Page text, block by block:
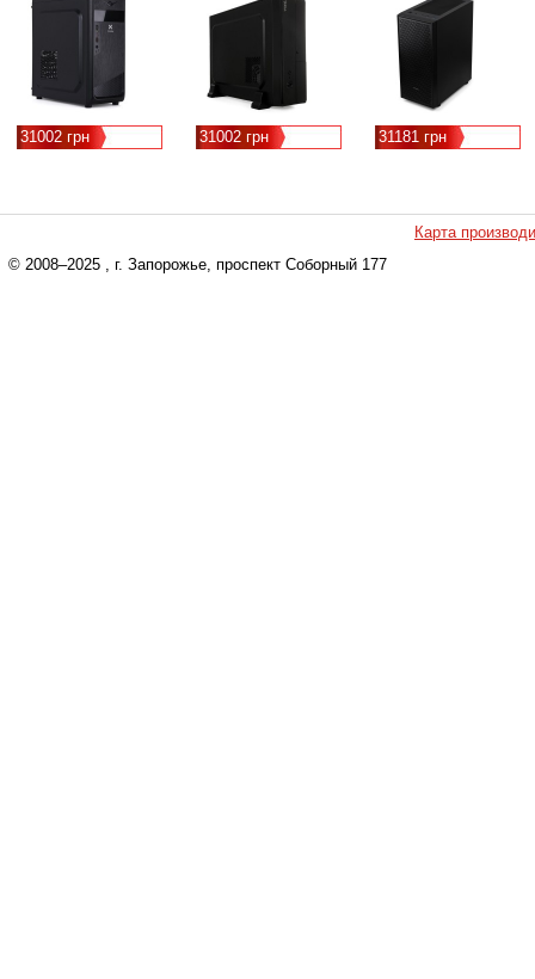
31002 грн 31002 грн 31181 грн
Карта
© 2008–2025 , г. Запорожье, проспект Соборный 177